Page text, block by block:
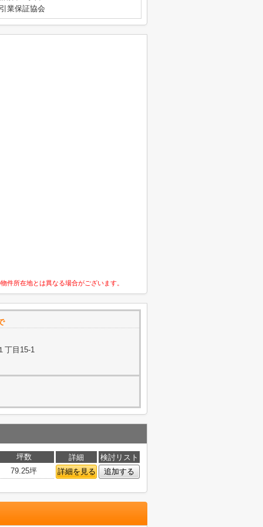
業保証協会
件所在地とは異なる場合がございます。
丁目15-1
坪数 詳細
検討リスト
79.25坪
詳細を見る 追加する